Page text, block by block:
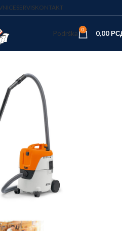
SERVISKONTAKT
Podrška 0 0,00